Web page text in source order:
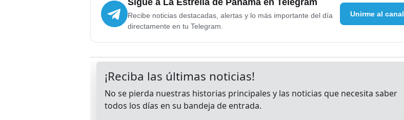
Recibe noticias destacadas, alertas y lo más importante del día
directamente en tu Telegram.
Unirme al canal